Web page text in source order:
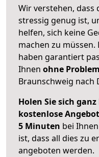
Wir verstehen, dass
stressig genug ist,
helfen, sich keine
machen zu müssen.
haben garantiert
Ihnen ohne
Braunschweig nach
Holen Sie sich
kostenlose
5 Minuten bei
ist, dass all dies zu
angeboten werden.